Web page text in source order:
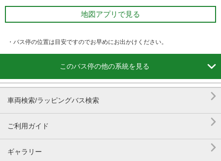
地図アプリで見る
・バス停の位置は目安ですのでお早めにお出かけください。
このバス停の他の系統を見る 
車両検索/ラッピングバス検索 
ご利用ガイド 
ギャラリー 